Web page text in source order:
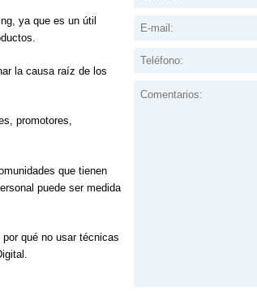
ya que es un útil
la causa raíz de los
promotores,
que tienen
puede ser medida
qué no usar técnicas